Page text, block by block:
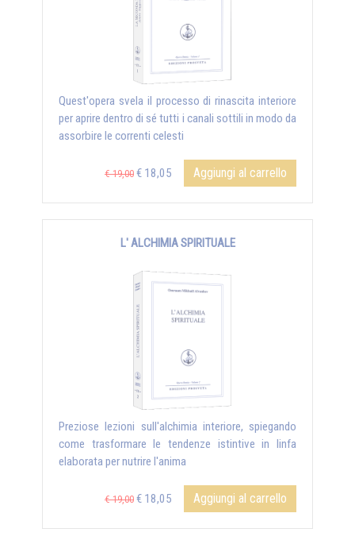
Quest'opera svela il processo di rinascita interiore
per aprire dentro di sé tutti i canali sottili in modo da
assorbire le correnti celesti
€ 19,00 € 18,05 Aggiungi al carrello
L' ALCHIMIA SPIRITUALE
Preziose lezioni sull'alchimia interiore, spiegando
come trasformare le tendenze istintive in linfa
elaborata per nutrire l'anima
€ 19,00 € 18,05 Aggiungi al carrello